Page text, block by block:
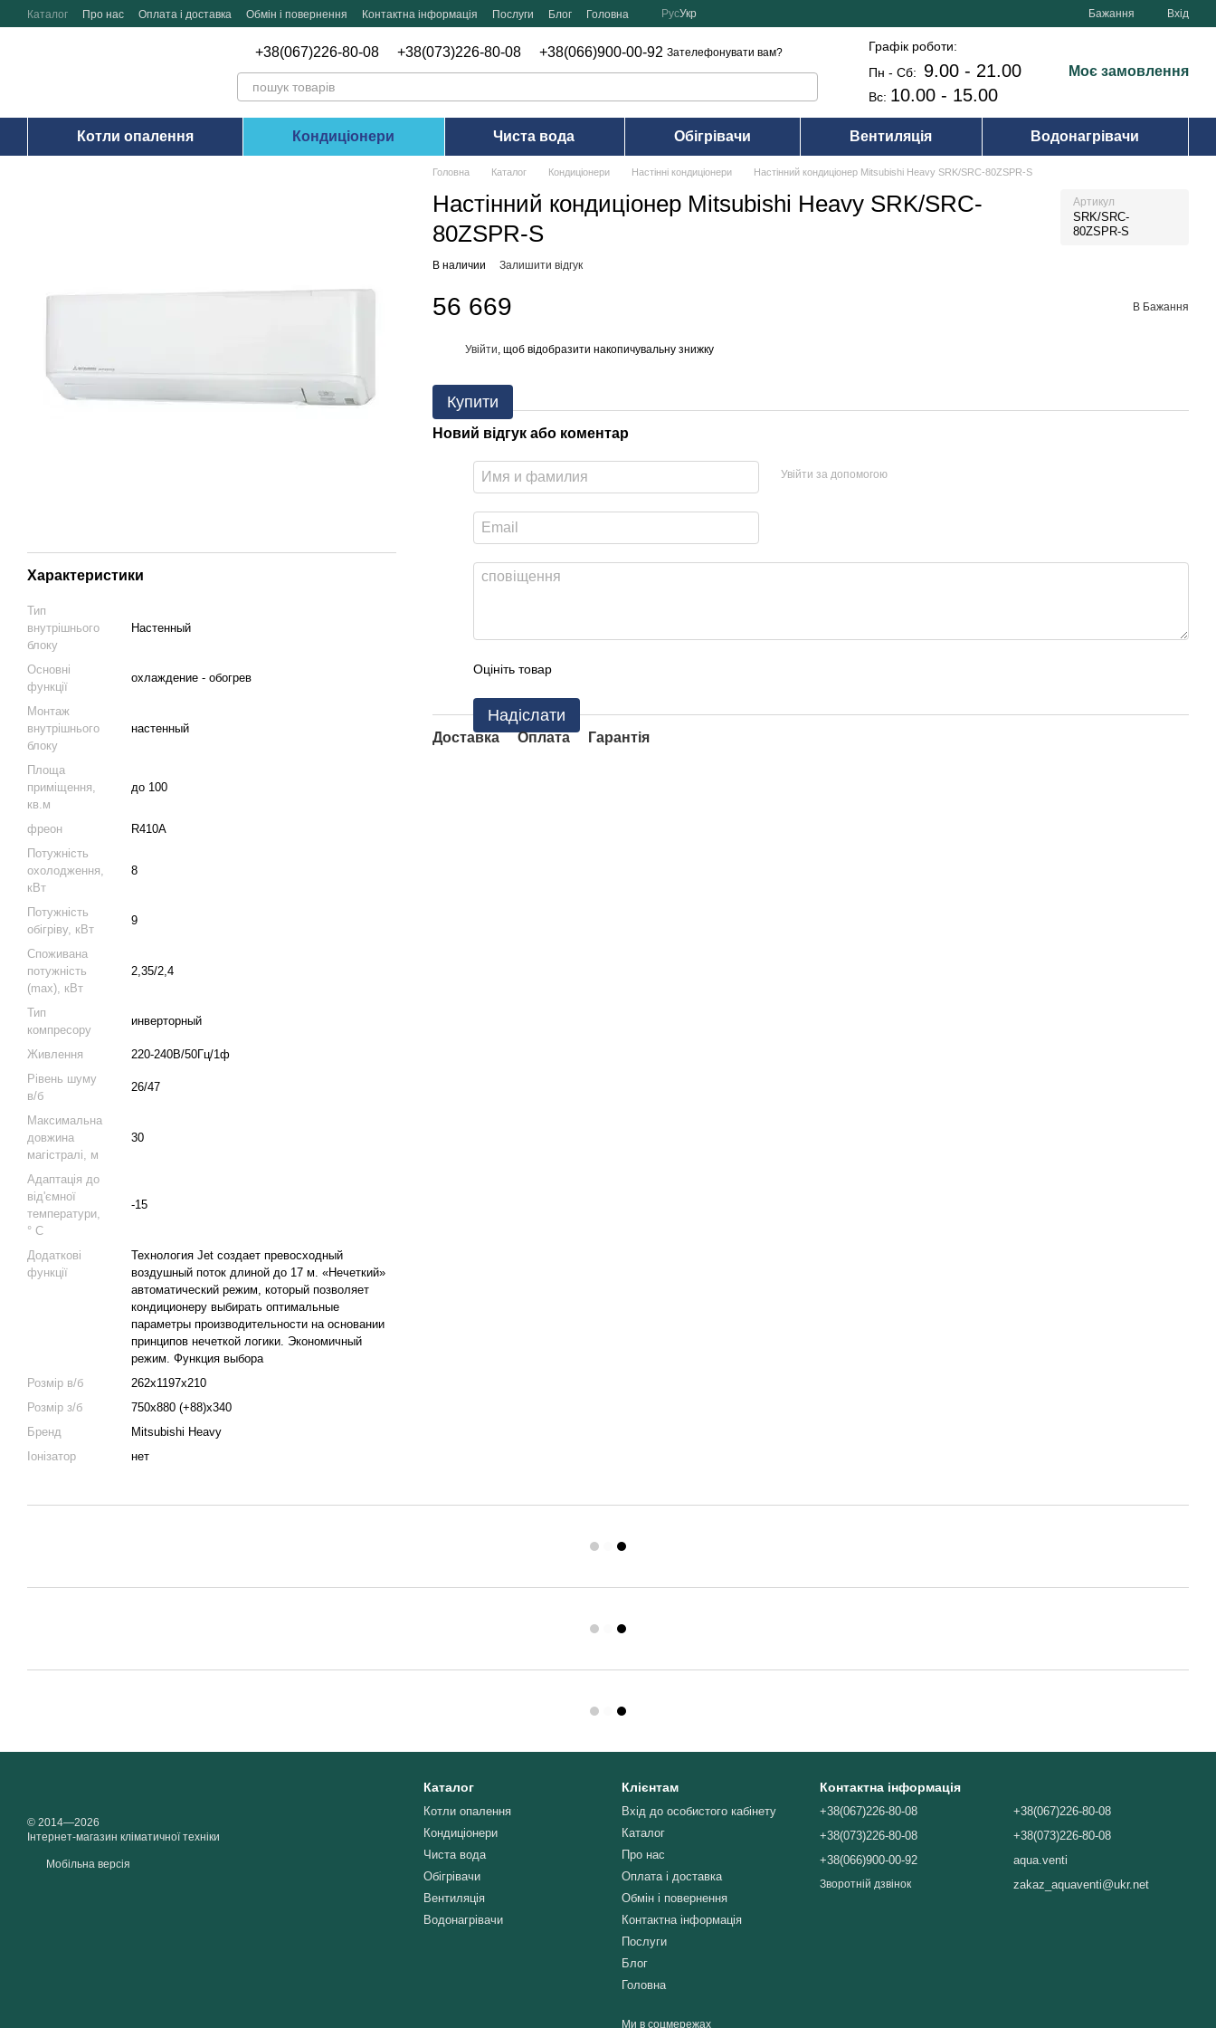
Перейти до основного контенту
Каталог Про нас Оплата і доставка Обмін і повернення Контактна інформація Послуги Блог Головна РусУкр Бажання Вхід
+38(067)226-80-08 +38(073)226-80-08 +38(066)900-00-92 Зателефонувати вам?
Графік роботи:
Пн - Сб: 9.00 - 21.00
Вс: 10.00 - 15.00
Моє замовлення
Котли опалення Кондиціонери Чиста вода Обігрівачи Вентиляція Водонагрівачи
Характеристики
Тип
внутрішнього
блоку
Настенный
Основні
функції
охлаждение - обогрев
Монтаж
внутрішнього
блоку
настенный
Площа
приміщення,
кв.м
до 100
фреон
R410A
Потужність
охолодження,
кВт
8
Потужність
обігріву, кВт
9
Споживана
потужність
(max), кВт
2,35/2,4
Тип
компресору
инверторный
Живлення
220-240В/50Гц/1ф
Рівень шуму
в/б
26/47
Максимальна
довжина
магістралі, м
30
Адаптація до
від'ємної
температури,
° C
-15
Додаткові
функції
Технология Jet создает превосходный
воздушный поток длиной до 17 м. «Нечеткий»
автоматический режим, который позволяет
кондиционеру выбирать оптимальные
параметры производительности на основании
принципов нечеткой логики. Экономичный
режим. Функция выбора
Розмір в/б
262x1197x210
Розмір з/б
750x880 (+88)x340
Бренд
Mitsubishi Heavy
Іонізатор
нет
Головна Каталог Кондиціонери Настінні кондиціонери Настінний кондиціонер Mitsubishi Heavy SRK/SRC-80ZSPR-S
Настінний кондиціонер Mitsubishi Heavy SRK/SRC-
80ZSPR-S
Артикул
SRK/SRC-
80ZSPR-S
В наличии Залишити відгук
56 669 В Бажання
Увійти , щоб відобразити накопичувальну знижку
Купити
Новий відгук або коментар
Увійти за допомогою
Оцініть товар
Надіслати
Доставка Оплата Гарантія
© 2014—2026
Інтернет-магазин кліматичної техніки
Мобільна версія
Каталог
Котли опалення
Кондиціонери
Чиста вода
Обігрівачи
Вентиляція
Водонагрівачи
Клієнтам
Вхід до особистого кабінету
Каталог
Про нас
Оплата і доставка
Обмін і повернення
Контактна інформація
Послуги
Блог
Головна
Ми в соцмережах
Контактна інформація
+38(067)226-80-08
+38(073)226-80-08
+38(066)900-00-92
Зворотній дзвінок
+38(067)226-80-08
+38(073)226-80-08
aqua.venti
zakaz_aquaventi@ukr.net